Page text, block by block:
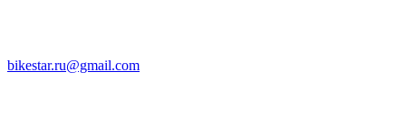
bikestar.ru@gmail.com